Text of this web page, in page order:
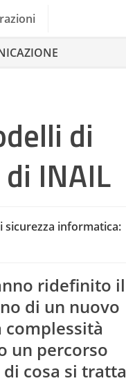
di
INAIL
sicurezza informatica:
ridefinito il
di un nuovo
complessità
un percorso
cosa si tratta